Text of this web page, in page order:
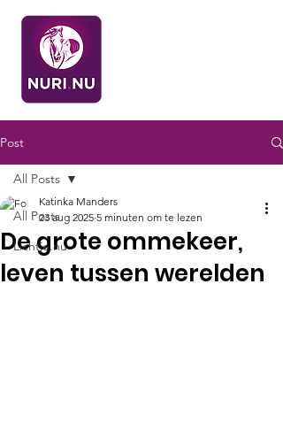
Post
All Posts
Lichtje.nu
All Posts
De grote ommekeer,
leven tussen werelden
Katinka Manders
23 aug 2025 5 minuten om te lezen